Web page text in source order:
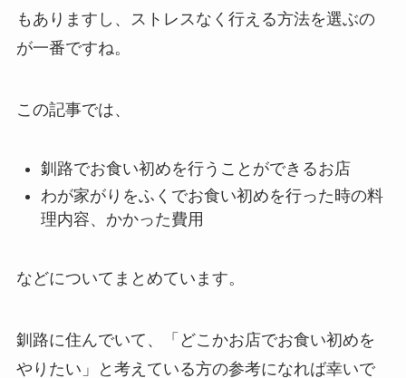
もありますし、ストレスなく行える方法を選ぶの
が一番ですね。
この記事では、
釧路でお食い初めを行うことができるお店
わが家がりをふくでお食い初めを行った時の料
理内容、かかった費用
などについてまとめています。
釧路に住んでいて、「どこかお店でお食い初めを
やりたい」と考えている方の参考になれば幸いで